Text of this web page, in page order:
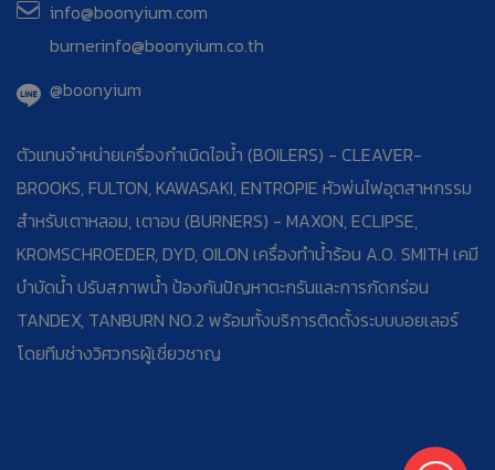
info@boonyium.com
burnerinfo@boonyium.co.th
@boonyium
ตัวแทนจำหน่ายเครื่องกำเนิดไอน้ำ (BOILERS) - CLEAVER-
BROOKS, FULTON, KAWASAKI, ENTROPIE หัวพ่นไฟอุตสาหกรรม
สำหรับเตาหลอม, เตาอบ (BURNERS) - MAXON, ECLIPSE,
KROMSCHROEDER, DYD, OILON เครื่องทำน้ำร้อน A.O. SMITH เคมี
บำบัดน้ำ ปรับสภาพน้ำ ป้องกันปัญหาตะกรันและการกัดกร่อน
TANDEX, TANBURN NO.2 พร้อมทั้งบริการติดตั้งระบบบอยเลอร์
โดยทีมช่างวิศวกรผู้เชี่ยวชาญ